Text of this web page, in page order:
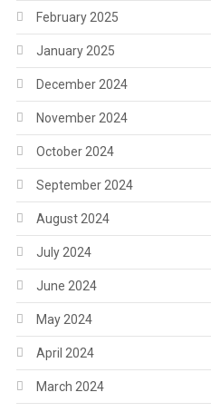
February 2025
January 2025
December 2024
November 2024
October 2024
September 2024
August 2024
July 2024
June 2024
May 2024
April 2024
March 2024